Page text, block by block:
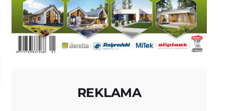
REKLAMA